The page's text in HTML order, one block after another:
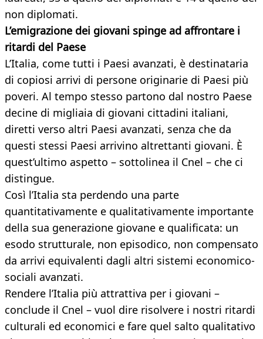
non diplomati.
L’emigrazione dei giovani spinge ad affrontare i
ritardi del Paese
L’Italia, come tutti i Paesi avanzati, è destinataria
di copiosi arrivi di persone originarie di Paesi più
poveri. Al tempo stesso partono dal nostro Paese
decine di migliaia di giovani cittadini italiani,
diretti verso altri Paesi avanzati, senza che da
questi stessi Paesi arrivino altrettanti giovani. È
quest’ultimo aspetto – sottolinea il Cnel – che ci
distingue.
Così l’Italia sta perdendo una parte
quantitativamente e qualitativamente importante
della sua generazione giovane e qualificata: un
esodo strutturale, non episodico, non compensato
da arrivi equivalenti dagli altri sistemi economico-
sociali avanzati.
Rendere l’Italia più attrattiva per i giovani –
conclude il Cnel – vuol dire risolvere i nostri ritardi
culturali ed economici e fare quel salto qualitativo